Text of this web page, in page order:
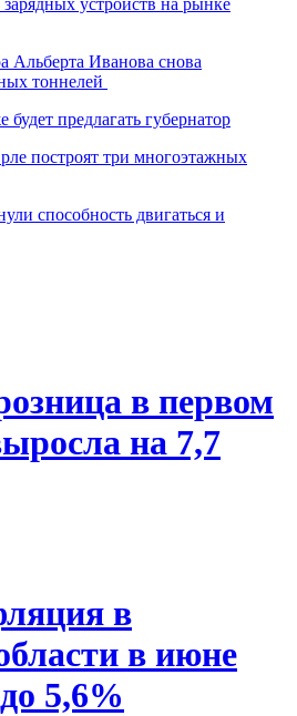
Альберта Иванова снова
тоннелей
предлагать губернатор
построят три многоэтажных
способность двигаться и
в первом
на 7,7
в
в июне
5,6%